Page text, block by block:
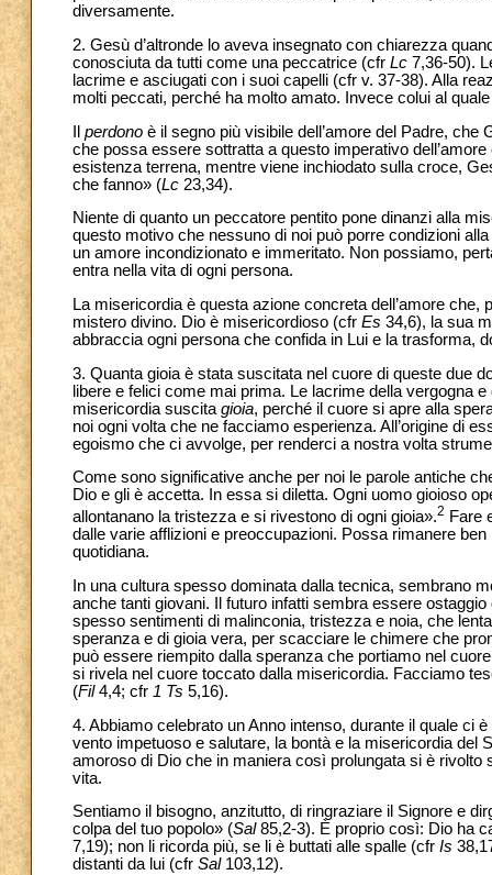
diversamente.
2. Gesù d’altronde lo aveva insegnato con chiarezza
conosciuta da tutti come una peccatrice (cfr Lc 7,36-50).
lacrime e asciugati con i suoi capelli (cfr v. 37-38). Alla
molti peccati, perché ha molto amato. Invece colui al
perdono è il segno più visibile dell’amore del Padre, che
che possa essere sottratta a questo imperativo
esistenza terrena, mentre viene inchiodato sulla croce,
che fanno» (Lc 23,34).
Niente di quanto un peccatore pentito pone dinanzi alla
questo motivo che nessuno di noi può porre condizioni
un amore incondizionato e immeritato. Non possiamo,
entra nella vita di ogni persona.
La misericordia è questa azione concreta dell’amore
mistero divino. Dio è misericordioso (cfr Es 34,6), la sua
abbraccia ogni persona che confida in Lui e la trasforma,
3. Quanta gioia è stata suscitata nel cuore di queste due
libere e felici come mai prima. Le lacrime della vergogna
misericordia suscita gioia, perché il cuore si apre alla
noi ogni volta che ne facciamo esperienza. All’origine di
egoismo che ci avvolge, per renderci a nostra volta
Come sono significative anche per noi le parole antiche
Dio e gli è accetta. In essa si diletta. Ogni uomo gioioso
allontanano la tristezza e si rivestono di ogni gioia».2 Fare
dalle varie afflizioni e preoccupazioni. Possa rimanere
quotidiana.
In una cultura spesso dominata dalla tecnica, sembrano
anche tanti giovani. Il futuro infatti sembra essere
spesso sentimenti di malinconia, tristezza e noia, che
speranza e di gioia vera, per scacciare le chimere che
può essere riempito dalla speranza che portiamo nel
si rivela nel cuore toccato dalla misericordia. Facciamo
(Fil4,4; cfr 1 Ts 5,16).
4. Abbiamo celebrato un Anno intenso, durante il quale ci
vento impetuoso e salutare, la bontà e la misericordia del
amoroso di Dio che in maniera così prolungata si è
vita.
Sentiamo il bisogno, anzitutto, di ringraziare il Signore e
colpa del tuo popolo» (Sal85,2-3). È proprio così: Dio ha
7,19); non li ricorda più, se li è buttati alle spalle (cfr Is
distanti da lui (cfr Sal103,12).